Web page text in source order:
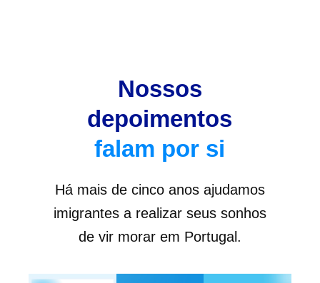
Nossos
depoimentos
falam por si
Há mais de cinco anos ajudamos
imigrantes a realizar seus sonhos
de vir morar em Portugal.